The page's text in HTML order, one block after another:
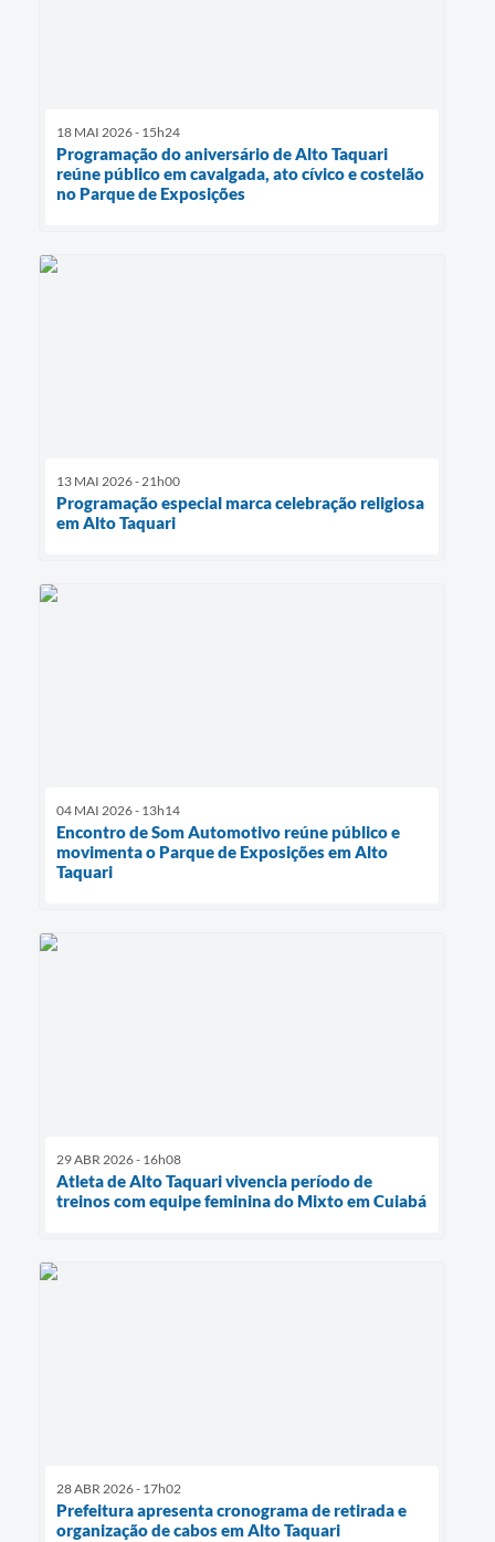
18 MAI 2026 - 15h24
Programação do aniversário de Alto Taquari
reúne público em cavalgada, ato cívico e costelão
no Parque de Exposições
13 MAI 2026 - 21h00
Programação especial marca celebração religiosa
em Alto Taquari
04 MAI 2026 - 13h14
Encontro de Som Automotivo reúne público e
movimenta o Parque de Exposições em Alto
Taquari
29 ABR 2026 - 16h08
Atleta de Alto Taquari vivencia período de
treinos com equipe feminina do Mixto em Cuiabá
28 ABR 2026 - 17h02
Prefeitura apresenta cronograma de retirada e
organização de cabos em Alto Taquari